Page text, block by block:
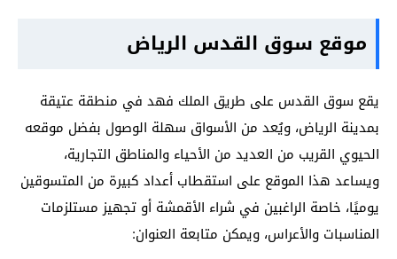
موقع سوق القدس الرياض
يقع سوق القدس على طريق الملك فهد في منطقة عتيقة
بمدينة الرياض، ويُعد من الأسواق سهلة الوصول بفضل موقعه
الحيوي القريب من العديد من الأحياء والمناطق التجارية،
ويساعد هذا الموقع على استقطاب أعداد كبيرة من المتسوقين
يوميًا، خاصة الراغبين في شراء الأقمشة أو تجهيز مستلزمات
المناسبات والأعراس، ويمكن متابعة العنوان: